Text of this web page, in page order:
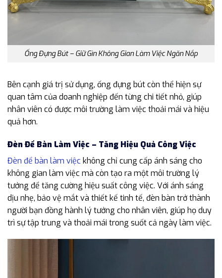
Ống Đựng Bút – Giữ Gìn Không Gian Làm Việc Ngăn Nắp
Bên cạnh giá trị sử dụng, ống đựng bút còn thể hiện sự
quan tâm của doanh nghiệp đến từng chi tiết nhỏ, giúp
nhân viên có được môi trường làm việc thoải mái và hiệu
quả hơn.
Đèn Để Bàn Làm Việc – Tăng Hiệu Quả Công Việc
Đèn để bàn làm việckhông chỉ cung cấp ánh sáng cho
không gian làm việc mà còn tạo ra một môi trường lý
tưởng để tăng cường hiệu suất công việc. Với ánh sáng
dịu nhẹ, bảo vệ mắt và thiết kế tinh tế, đèn bàn trở thành
người bạn đồng hành lý tưởng cho nhân viên, giúp họ duy
trì sự tập trung và thoải mái trong suốt cả ngày làm việc.